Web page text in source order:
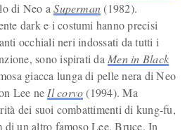
di Neo aSuperman(1982).
dark e i costumi hanno precisi
occhiali neri indossati da tutti i
sono ispirati da Men in Black
giacca lunga di pelle nera di Neo
Lee ne Il corvo(1994). Ma
dei suoi combattimenti di kung-fu,
di un altro famoso Lee, Bruce. In